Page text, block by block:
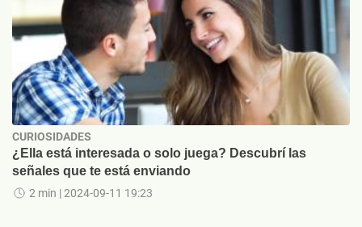
CURIOSIDADES
¿Ella está interesada o solo juega? Descubrí las
señales que te está enviando
2 min | 2024-09-11 19:23